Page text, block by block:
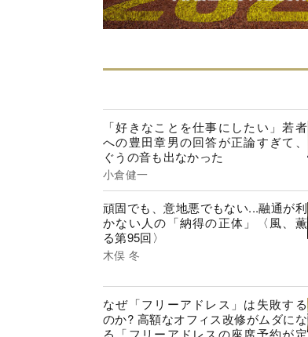
「好きなことを仕事にしたい」若者
への豊田章男の回答が正論すぎて、
ぐうの音も出なかった
小倉健一
頑固でも、意地悪でもない...融通が利
かない人の「納得の正体」〈風、薫
る第95回〉
木俣 冬
なぜ「フリーアドレス」は失敗する
のか? 高額なオフィス改修がムダにな
る「フリーアドレスの座席予約が定